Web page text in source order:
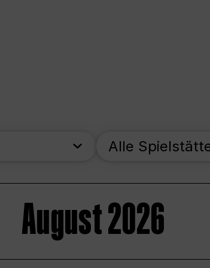
Alle
August 2026